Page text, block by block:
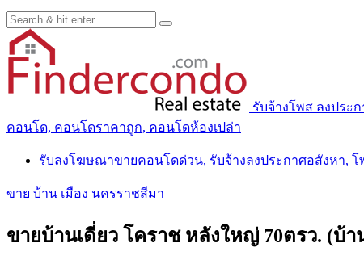
รับจ้างโพส ลงประ
คอนโด, คอนโดราคาถูก, คอนโดห้องเปล่า
รับลงโฆษณาขายคอนโดด่วน, รับจ้างลงประกาศอสังหา,
ขาย บ้าน เมือง นครราชสีมา
ขายบ้านเดี่ยว โคราช หลังใหญ่ 70ตรว. (บ้